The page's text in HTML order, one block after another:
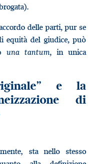
delle parti, pur se
equità del giudice, può
una tantum, in unica
e la
di
sta nello stesso